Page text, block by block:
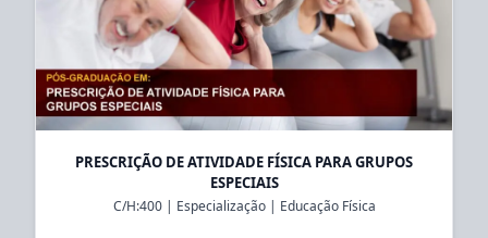
PRESCRIÇÃO DE ATIVIDADE FÍSICA PARA GRUPOS
ESPECIAIS
C/H:400| Especialização| Educação Física